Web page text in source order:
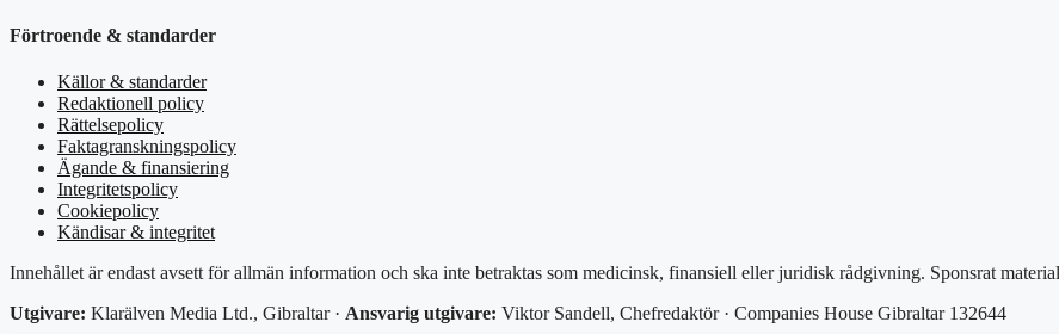
Förtroende & standarder
Källor & standarder
Redaktionell policy
Rättelsepolicy
Faktagranskningspolicy
Ägande & finansiering
Integritetspolicy
Cookiepolicy
Kändisar & integritet
Innehållet är endast avsett för allmän information och ska inte betraktas som medicinsk, finansiell eller juridisk rådgivning. Sponsrat
Utgivare: Klarälven Media Ltd., Gibraltar · Ansvarig utgivare: Viktor Sandell, Chefredaktör · Companies House Gibraltar 132644